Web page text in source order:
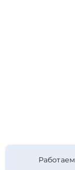
Работаем